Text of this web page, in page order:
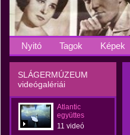
Nyitó Tagok Képek
SLÁGERMÚZEUM
videógalériái
Atlantic
együttes
11 videó